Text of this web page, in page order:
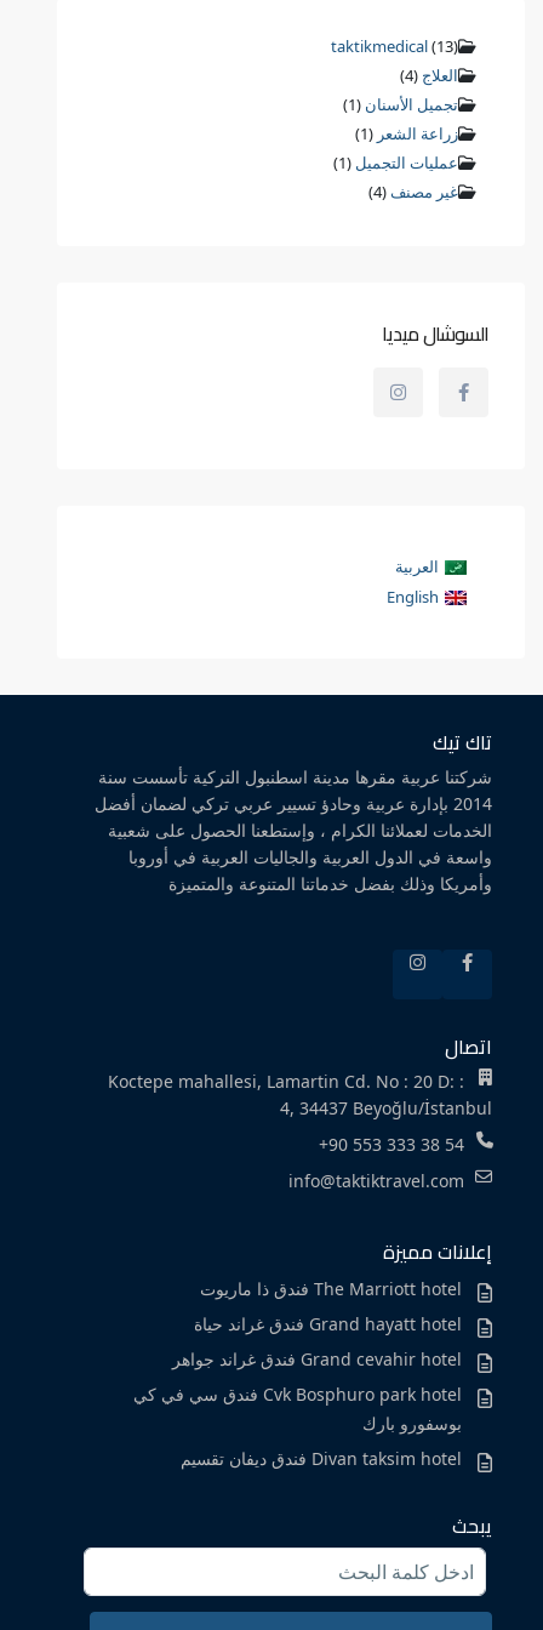
taktikmedical(13)
العلاج (4)
تجميل الأسنان (1)
زراعة الشعر (1)
عمليات التجميل (1)
غير مصنف(4)
السوشال ميديا
العربية
English
تاك تيك
شركتنا عربية مقرها مدينة اسطنبول التركية تأسست سنة
2014 بإدارة عربية وحادؤ تسيير عربي تركي لضمان أفضل
الخدمات لعملائنا الكرام ، وإستطعنا الحصول على شعبية
واسعة في الدول العربية والجاليات العربية في أوروبا
وأمريكا وذلك بفضل خدماتنا المتنوعة والمتميزة
اتصال
Koctepe mahallesi, Lamartin Cd. No : 20 D: :
4, 34437 Beyoğlu/İstanbul
+90 553 333 38 54
info@taktiktravel.com
إعلانات مميزة
The Marriott hotel فندق ذا ماريوت
Grand hayatt hotel فندق غراند حياة
Grand cevahir hotel فندق غراند جواهر
Cvk Bosphuro park hotel فندق سي في كي
بوسفورو بارك
Divan taksim hotel فندق ديفان تقسيم
يبحث
Search